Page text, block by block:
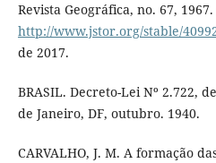
Revista Geográfica, no. 67,
http://www.jstor.org/stable/
de 2017.
BRASIL. Decreto-Lei Nº 2.722,
de Janeiro, DF, outubro. 1940.
CARVALHO, J. M. A formação